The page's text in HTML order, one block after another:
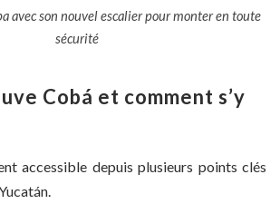
avec son nouvel escalier pour monter en toute
sécurité
Cobá et comment s’y
accessible depuis plusieurs points clés